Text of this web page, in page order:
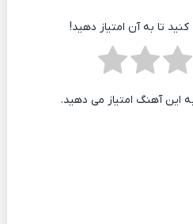
تا به آن امتیاز دهید!
این آهنگ امتیاز می دهید.